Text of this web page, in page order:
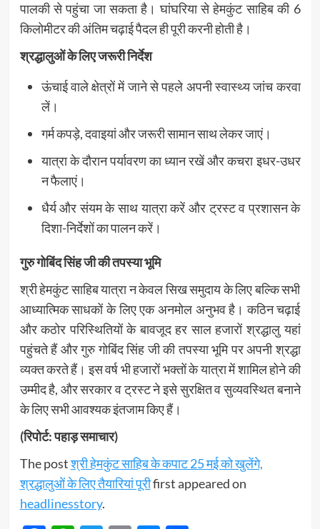
पालकी से पहुंचा जा सकता है। घांघरिया से हेमकुंट साहिब की 6
किलोमीटर की अंतिम चढ़ाई पैदल ही पूरी करनी होती है।
श्रद्धालुओं के लिए जरूरी निर्देश
ऊंचाई वाले क्षेत्रों में जाने से पहले अपनी स्वास्थ्य जांच करवा
लें।
गर्म कपड़े, दवाइयां और जरूरी सामान साथ लेकर जाएं।
यात्रा के दौरान पर्यावरण का ध्यान रखें और कचरा इधर-उधर
न फैलाएं।
धैर्य और संयम के साथ यात्रा करें और ट्रस्ट व प्रशासन के
दिशा-निर्देशों का पालन करें।
गुरु गोबिंद सिंह जी की तपस्या भूमि
श्री हेमकुंट साहिब यात्रा न केवल सिख समुदाय के लिए बल्कि सभी
आध्यात्मिक साधकों के लिए एक अनमोल अनुभव है। कठिन चढ़ाई
और कठोर परिस्थितियों के बावजूद हर साल हजारों श्रद्धालु यहां
पहुंचते हैं और गुरु गोबिंद सिंह जी की तपस्या भूमि पर अपनी श्रद्धा
व्यक्त करते हैं। इस वर्ष भी हजारों भक्तों के यात्रा में शामिल होने की
उम्मीद है, और सरकार व ट्रस्ट ने इसे सुरक्षित व सुव्यवस्थित बनाने
के लिए सभी आवश्यक इंतजाम किए हैं।
(रिपोर्ट: पहाड़ समाचार)
The postश्री हेमकुंट साहिब के कपाट 25 मई को खुलेंगे,
श्रद्धालुओं के लिए तैयारियां पूरीfirst appeared on
headlinesstory.